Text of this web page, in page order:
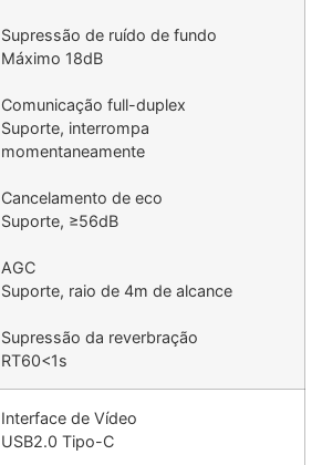
Supressão de ruído de fundo
Máximo 18dB
Comunicação full-duplex
Suporte, interrompa
momentaneamente
Cancelamento de eco
Suporte, ≥56dB
AGC
Suporte, raio de 4m de alcance
Supressão da reverbração
RT60<1s
Interface de Vídeo
USB2.0 Tipo-C